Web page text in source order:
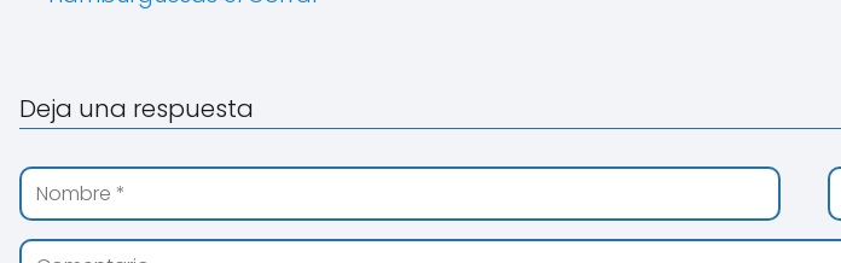
Deja una respuesta